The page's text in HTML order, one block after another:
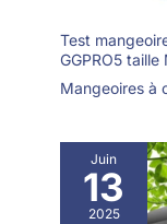
Test
GGPRO5 taille
Mangeoires à
Juin
13
2025